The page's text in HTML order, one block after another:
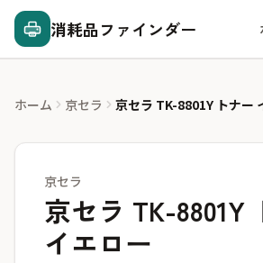
消耗品ファインダー
ホーム 京セラ 京セラ TK-8801Y トナー
京セラ
京セラ TK-8801Y
イエロー